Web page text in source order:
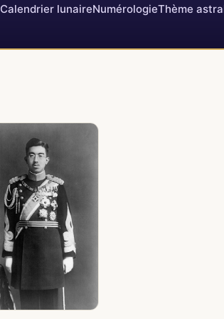
Calendrier lunaireNumérologieThème